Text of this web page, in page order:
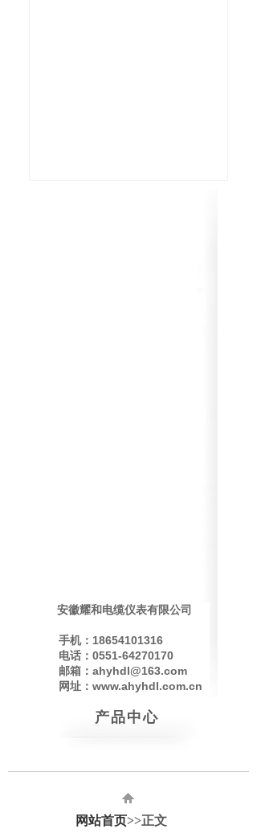
安徽耀和电缆仪表有限公司
手机：18654101316
电话：0551-64270170
邮箱：ahyhdl@163.com
网址：www.ahyhdl.com.cn
产品中心
网站首页>>正文